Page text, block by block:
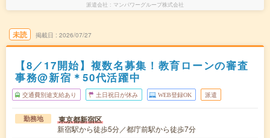
派遣会社 マンパワーグループ株式会社
未読 掲載日 2026/07/27
【8／17開始】複数名募集！教育ローンの審査
事務@新宿＊50代活躍中
交通費別途支給あり 土日祝日が休み WEB登録OK 派遣
勤務地 東京都新宿区
新宿駅から徒歩5分／都庁前駅から徒歩7分